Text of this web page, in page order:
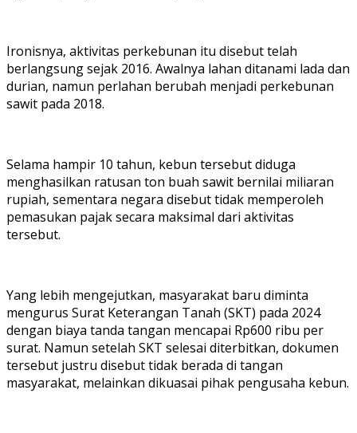
Ironisnya, aktivitas perkebunan itu disebut telah
berlangsung sejak 2016. Awalnya lahan ditanami lada dan
durian, namun perlahan berubah menjadi perkebunan
sawit pada 2018.
Selama hampir 10 tahun, kebun tersebut diduga
menghasilkan ratusan ton buah sawit bernilai miliaran
rupiah, sementara negara disebut tidak memperoleh
pemasukan pajak secara maksimal dari aktivitas
tersebut.
Yang lebih mengejutkan, masyarakat baru diminta
mengurus Surat Keterangan Tanah (SKT) pada 2024
dengan biaya tanda tangan mencapai Rp600 ribu per
surat. Namun setelah SKT selesai diterbitkan, dokumen
tersebut justru disebut tidak berada di tangan
masyarakat, melainkan dikuasai pihak pengusaha kebun.